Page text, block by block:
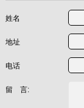
姓名
地址
电话
留 言: